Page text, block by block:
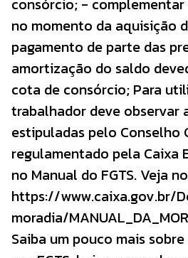
consórcio; -
no momento da aquisição
pagamento de parte das
amortização do saldo
cota de consórcio; Para
trabalhador deve observar
estipuladas pelo Conselho
regulamentado pela Caixa
no Manual do FGTS. Veja
https://www.caixa.gov.br/
moradia/
Saiba um pouco mais